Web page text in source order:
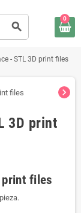
search
0
- STL 3D print files
chevron_right
3D print
print files